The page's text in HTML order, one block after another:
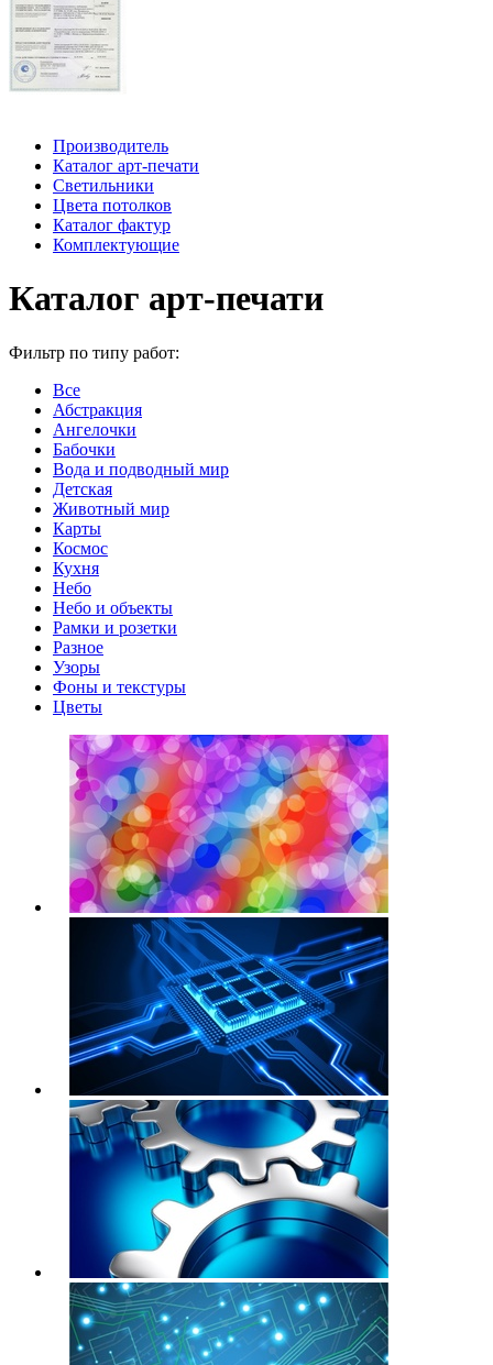
Производитель
Каталог арт-печати
Светильники
Цвета потолков
Каталог фактур
Комплектующие
Каталог арт-печати
Фильтр по типу работ:
Все
Абстракция
Ангелочки
Бабочки
Вода и подводный мир
Детская
Животный мир
Карты
Космос
Кухня
Небо
Небо и объекты
Рамки и розетки
Разное
Узоры
Фоны и текстуры
Цветы